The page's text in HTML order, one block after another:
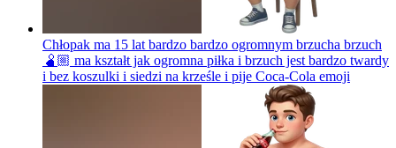
Chłopak ma 15 lat bardzo bardzo ogromnym brzucha brzuch
🫄🏼 ma kształt jak ogromna piłka i brzuch jest bardzo twardy
i bez koszulki i siedzi na krześle i pije Coca-Cola emoji